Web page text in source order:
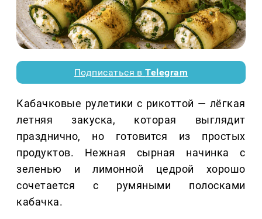
Подписаться вTelegram
Кабачковые рулетики с рикоттой — лёгкая
летняя закуска, которая выглядит
празднично, но готовится из простых
продуктов. Нежная сырная начинка с
зеленью и лимонной цедрой хорошо
сочетается с румяными полосками
кабачка.